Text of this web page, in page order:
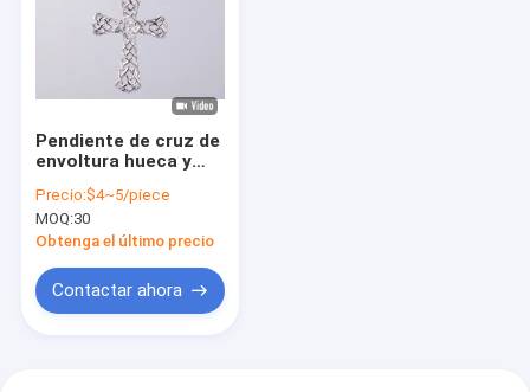
Pendiente de cruz de
envoltura hueca y
para el uso diario y
las vacaciones de
verano Pendiente de
Precio:$4~5/piece
MOQ:30
Obtenga el último precio
Contactar ahora